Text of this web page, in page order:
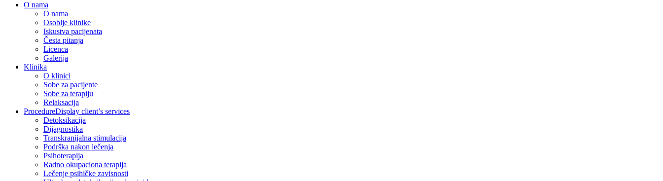
O nama
O nama
Osoblje klinike
Iskustva pacijenata
Česta pitanja
Licenca
Galerija
Klinika
O klinici
Sobe za pacijente
Sobe za terapiju
Relaksacija
ProcedureDisplay client’s services
Detoksikacija
Dijagnostika
Transkranijalna stimulacija
Podrška nakon lečenja
Psihoterapija
Radno okupaciona terapija
Lečenje psihičke zavisnosti